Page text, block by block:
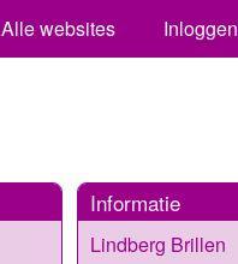
Alle websites Inloggen
Informatie
Lindberg Brillen